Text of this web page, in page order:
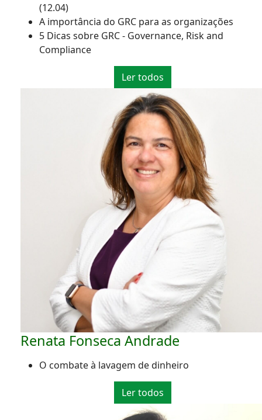
(12.04)
A importância do GRC para as organizações
5 Dicas sobre GRC - Governance, Risk and
Compliance
Ler todos
Renata Fonseca Andrade
O combate à lavagem de dinheiro
Ler todos